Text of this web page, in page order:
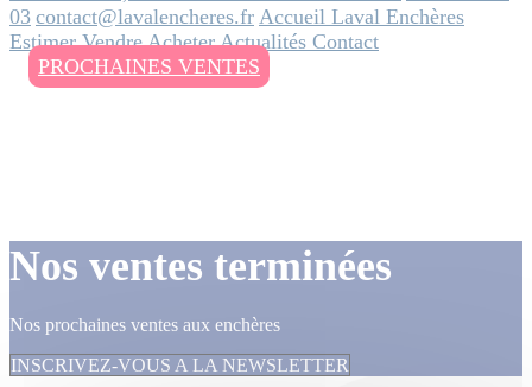
03 contact@lavalencheres.fr Accueil Laval Enchères
EstimerVendreAcheterActualités Contact
PROCHAINES VENTES
Nos ventes terminées
Nos prochaines ventes aux enchères
INSCRIVEZ-VOUS A LA NEWSLETTER